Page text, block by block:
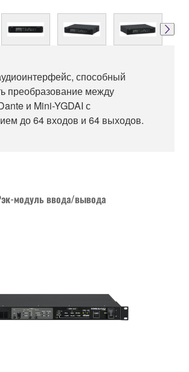
способный
преобразование между
и Mini-YGDAI с
до 64 входов и 64 выходов.
модуль ввода/вывода